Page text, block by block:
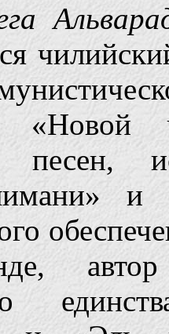
«Новой
песен,
и
автор